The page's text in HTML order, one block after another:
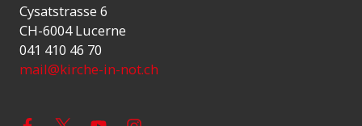
Cysatstrasse 6
CH-6004 Lucerne
041 410 46 70
mail@kirche-in-not.ch